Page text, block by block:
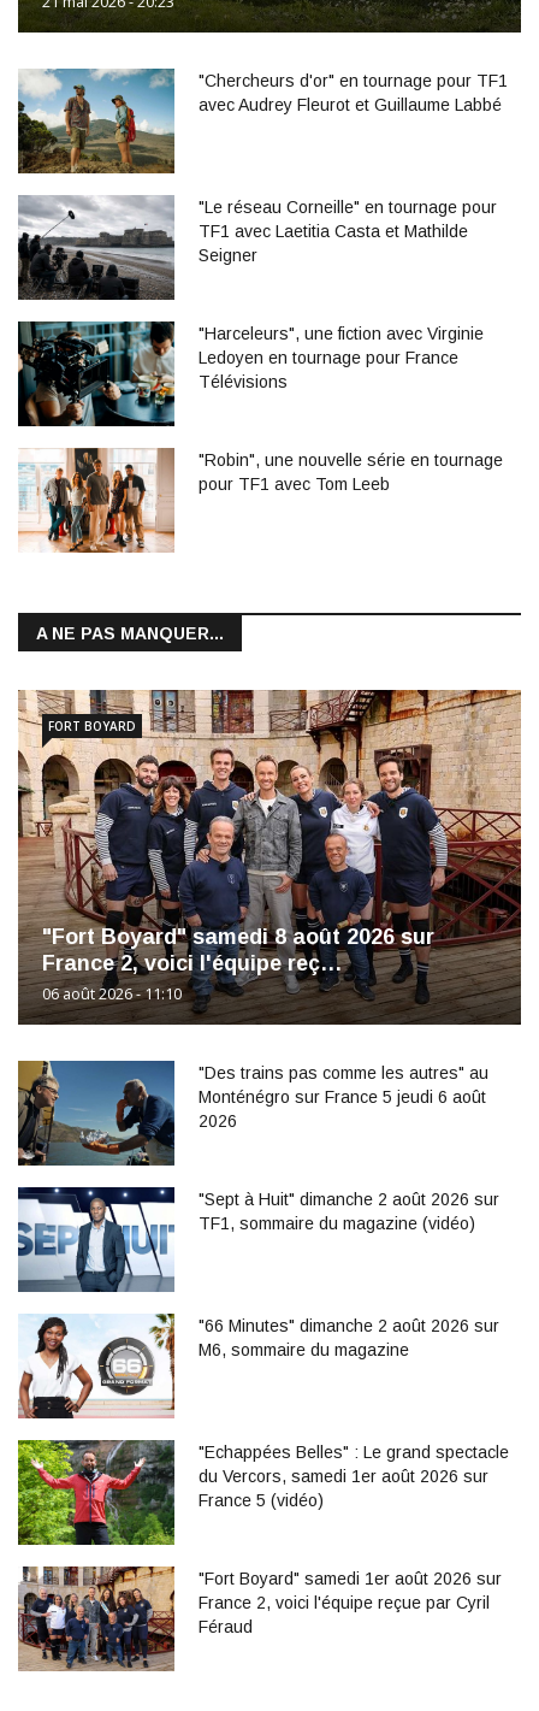
"Chercheurs d'or" en tournage pour TF1
avec Audrey Fleurot et Guillaume Labbé
"Le réseau Corneille" en tournage pour
TF1 avec Laetitia Casta et Mathilde
Seigner
"Harceleurs", une fiction avec Virginie
Ledoyen en tournage pour France
Télévisions
"Robin", une nouvelle série en tournage
pour TF1 avec Tom Leeb
A NE PAS MANQUER...
"Fort Boyard" samedi 8 août 2026 sur
France 2, voici l'équipe reç…
06 août 2026 - 11:10
FORT BOYARD
"Des trains pas comme les autres" au
Monténégro sur France 5 jeudi 6 août
2026
"Sept à Huit" dimanche 2 août 2026 sur
TF1, sommaire du magazine (vidéo)
"66 Minutes" dimanche 2 août 2026 sur
M6, sommaire du magazine
"Echappées Belles" : Le grand spectacle
du Vercors, samedi 1er août 2026 sur
France 5 (vidéo)
"Fort Boyard" samedi 1er août 2026 sur
France 2, voici l'équipe reçue par Cyril
Féraud